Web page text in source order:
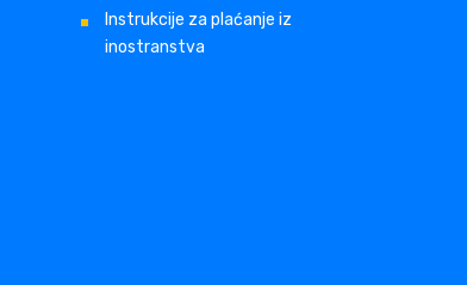
Instrukcije za plaćanje iz
inostranstva